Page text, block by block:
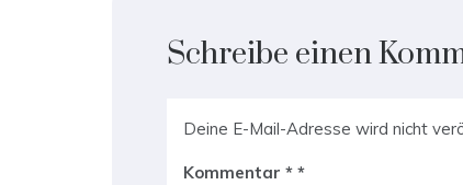
Schreibe einen
Deine E-Mail-Adresse wird nicht
Kommentar *